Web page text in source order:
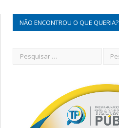
NÃO ENCONTROU O QUE QUERIA?